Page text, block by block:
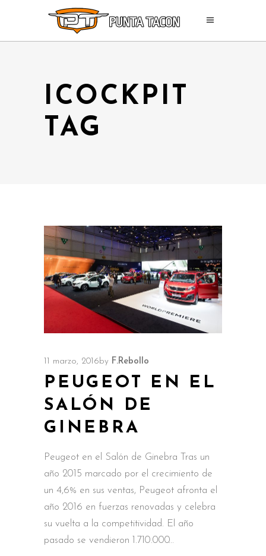
ICOCKPIT
TAG
11 marzo, 2016by F.Rebollo
PEUGEOT EN EL
SALÓN DE
GINEBRA
Peugeot en el Salón de Ginebra Tras un
año 2015 marcado por el crecimiento de
un 4,6% en sus ventas, Peugeot afronta el
año 2016 en fuerzas renovadas y celebra
su vuelta a la competitividad. El año
pasado se vendieron 1.710.000